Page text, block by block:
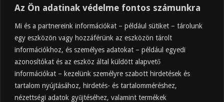
Az Ön adatinak védelme fontos számunkra
Mi és a partnereink információkat – például sütiket – tárolunk
egy eszközön vagy hozzáférünk az eszközön tárolt
információkhoz, és személyes adatokat – például egyedi
azonosítókat és az eszköz által küldött alapvető
információkat – kezelünk személyre szabott hirdetések és
tartalom nyújtásához, hirdetés- és tartalomméréshez,
nézettségi adatok gyűjtéséhez, valamint termékek
Felkapott